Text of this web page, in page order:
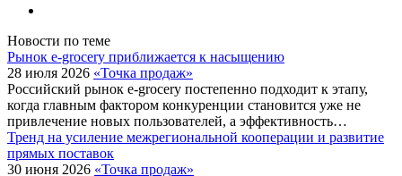
Новости по теме
Рынок e-grocery приближается к насыщению
28 июля 2026 «Точка продаж»
Российский рынок e-grocery постепенно подходит к этапу,
когда главным фактором конкуренции становится уже не
привлечение новых пользователей, а эффективность…
Тренд на усиление межрегиональной кооперации и развитие
прямых поставок
30 июня 2026 «Точка продаж»